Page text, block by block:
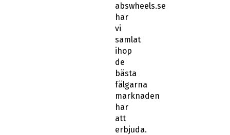
abswheels.se
har
vi
samlat
ihop
de
bästa
fälgarna
marknaden
har
att
erbjuda.